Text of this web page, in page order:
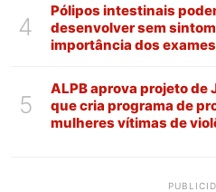
4
Pólipos intestinais
desenvolver sem
importância dos
5
ALPB aprova projeto de
que cria programa de
mulheres vítimas de